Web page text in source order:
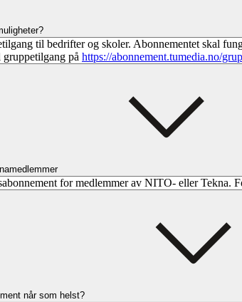
til bedrifter og skoler. Abonnementet skal
på https://abonnement.tumedia.no/
for medlemmer av NITO- eller Tekna.
når som helst?